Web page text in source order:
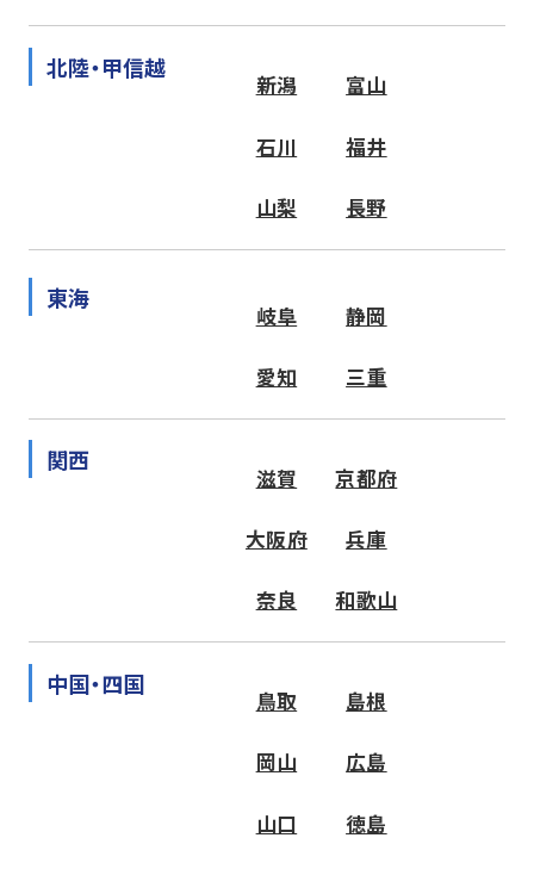
北陸・甲信越
新潟 富山
石川 福井
山梨 長野
東海
岐阜 静岡
愛知 三重
関西
滋賀 京都府
大阪府 兵庫
奈良 和歌山
中国・四国
鳥取 島根
岡山 広島
山口 徳島